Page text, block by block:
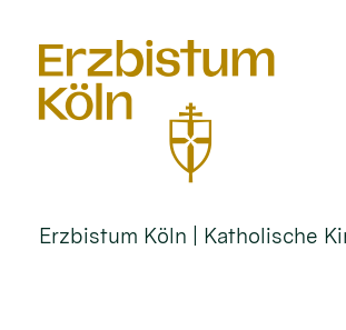
Erzbistum Köln | Katholische